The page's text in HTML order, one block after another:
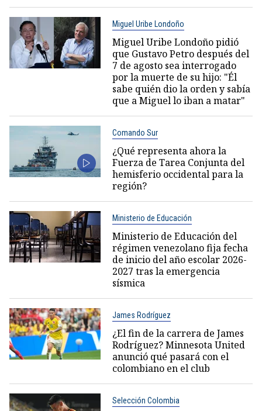
Miguel Uribe Londoño
Miguel Uribe Londoño pidió
que Gustavo Petro después del
7 de agosto sea interrogado
por la muerte de su hijo: "Él
sabe quién dio la orden y sabía
que a Miguel lo iban a matar"
Comando Sur
¿Qué representa ahora la
Fuerza de Tarea Conjunta del
hemisferio occidental para la
región?
Ministerio de Educación
Ministerio de Educación del
régimen venezolano fija fecha
de inicio del año escolar 2026-
2027 tras la emergencia
sísmica
James Rodríguez
¿El fin de la carrera de James
Rodríguez? Minnesota United
anunció qué pasará con el
colombiano en el club
Selección Colombia